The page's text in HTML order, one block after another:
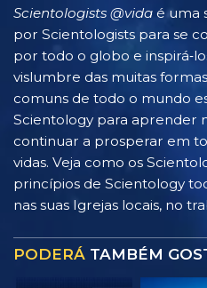
Scientologists @vida é uma
por Scientologists para se
por todo o globo e
vislumbre das muitas
comuns de todo o mundo
Scientology para aprender
continuar a prosperar em
vidas. Veja como os
princípios de Scientology
nas suas Igrejas locais, no
PODERÁ TAMBÉM